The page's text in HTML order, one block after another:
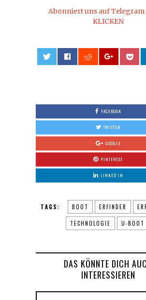
Abonniert uns auf Telegram
KLICKEN
FACEBOOK
TWITTER
GOOGLE
PINTEREST
LINKED IN
TAGS: BOOT ERFINDER
TECHNOLOGIE U-BOOT
DAS KÖNNTE DICH
INTERESSIEREN